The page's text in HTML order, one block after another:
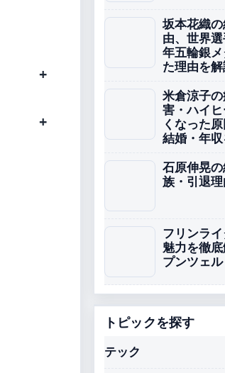
坂本花織
由、世界
年五輪銀
た理由を解
米倉涼子
害・ハイ
くなった
結婚・年
石原伸晃
族・引退
フリンラ
魅力を徹
プンツェル
トピックを探す
テック